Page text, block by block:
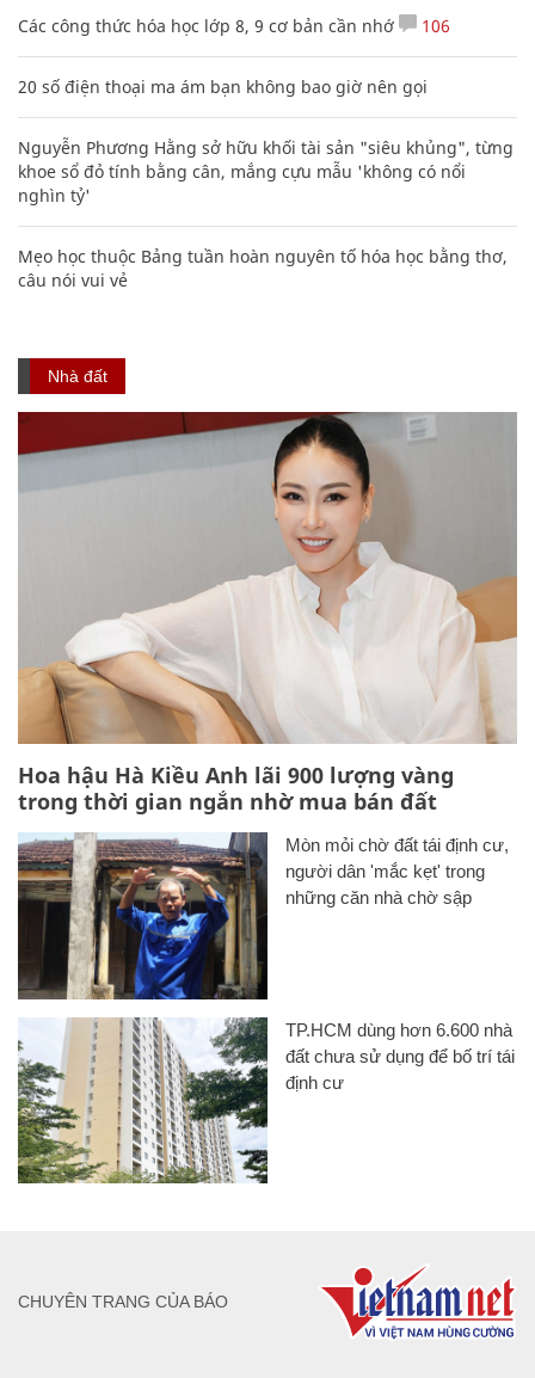
Các công thức hóa học lớp 8, 9 cơ bản cần nhớ 106
20 số điện thoại ma ám bạn không bao giờ nên gọi
Nguyễn Phương Hằng sở hữu khối tài sản "siêu khủng", từng
khoe sổ đỏ tính bằng cân, mắng cựu mẫu 'không có nổi
nghìn tỷ'
Mẹo học thuộc Bảng tuần hoàn nguyên tố hóa học bằng thơ,
câu nói vui vẻ
Nhà đất
Hoa hậu Hà Kiều Anh lãi 900 lượng vàng
trong thời gian ngắn nhờ mua bán đất
Mòn mỏi chờ đất tái định cư,
người dân 'mắc kẹt' trong
những căn nhà chờ sập
TP.HCM dùng hơn 6.600 nhà
đất chưa sử dụng để bố trí tái
định cư
CHUYÊN TRANG CỦA BÁO